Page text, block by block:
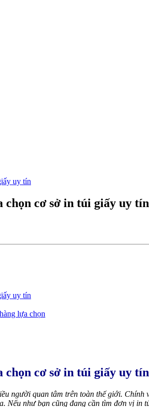
uy tín
chọn cơ sở in túi giấy uy tín
uy tín
lựa chọn
chọn cơ sở in túi giấy uy tín
người quan tâm trên toàn thế giới.
Nếu như bạn cũng đang cần tìm đơn vị in